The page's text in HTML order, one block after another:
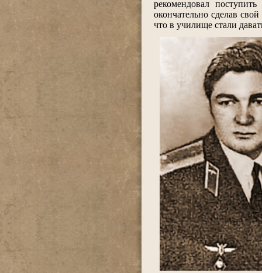
рекомендовал
окончательно сделав
что в училище стали